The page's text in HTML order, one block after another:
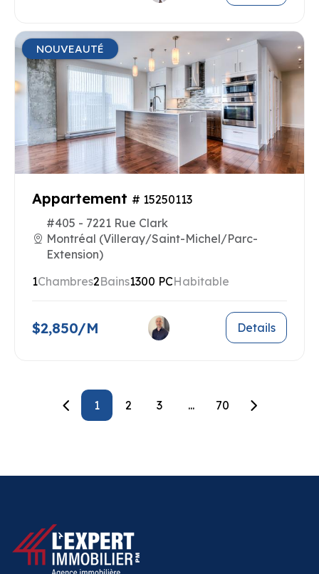
NOUVEAUTÉ
Appartement # 15250113
#405 - 7221 Rue Clark
Montréal (Villeray/Saint-Michel/Parc-
Extension)
1Chambres2Bains1300 PCHabitable
$2,850/M Details
1 2 3 ... 70